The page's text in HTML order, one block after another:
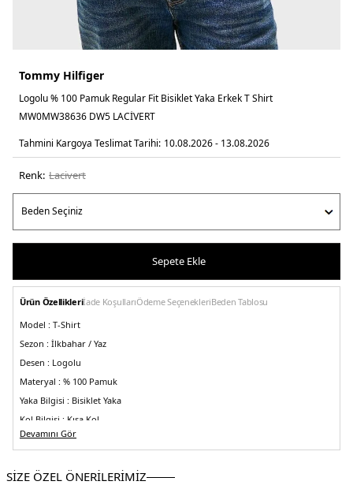
Tommy Hilfiger
Logolu % 100 Pamuk Regular Fit Bisiklet Yaka Erkek T Shirt
MW0MW38636 DW5 LACİVERT
Tahmini Kargoya Teslimat Tarihi: 10.08.2026 - 13.08.2026
Renk: laci̇vert
Sepete Ekle
Ürün Özellikleriİade KoşullarıÖdeme SeçenekleriBeden Tablosu
Model : T-Shirt
Sezon : İlkbahar / Yaz
Desen : Logolu
Materyal : % 100 Pamuk
Yaka Bilgisi : Bisiklet Yaka
Kol Bilgisi : Kısa Kol
Kalıp Bilgisi :Regular Fit
3DE1MW0MW38636DW5.12
Devamını Gör
SİZE ÖZEL ÖNERİLERİMİZ